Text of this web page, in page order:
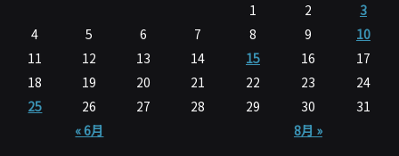
« 6月 8月 »
1 2
3
4
5 6 7 8 9
10
11
12 13 14 15 16
17
18
19 20 21 22 23
24
25
26 27 28 29 30 31